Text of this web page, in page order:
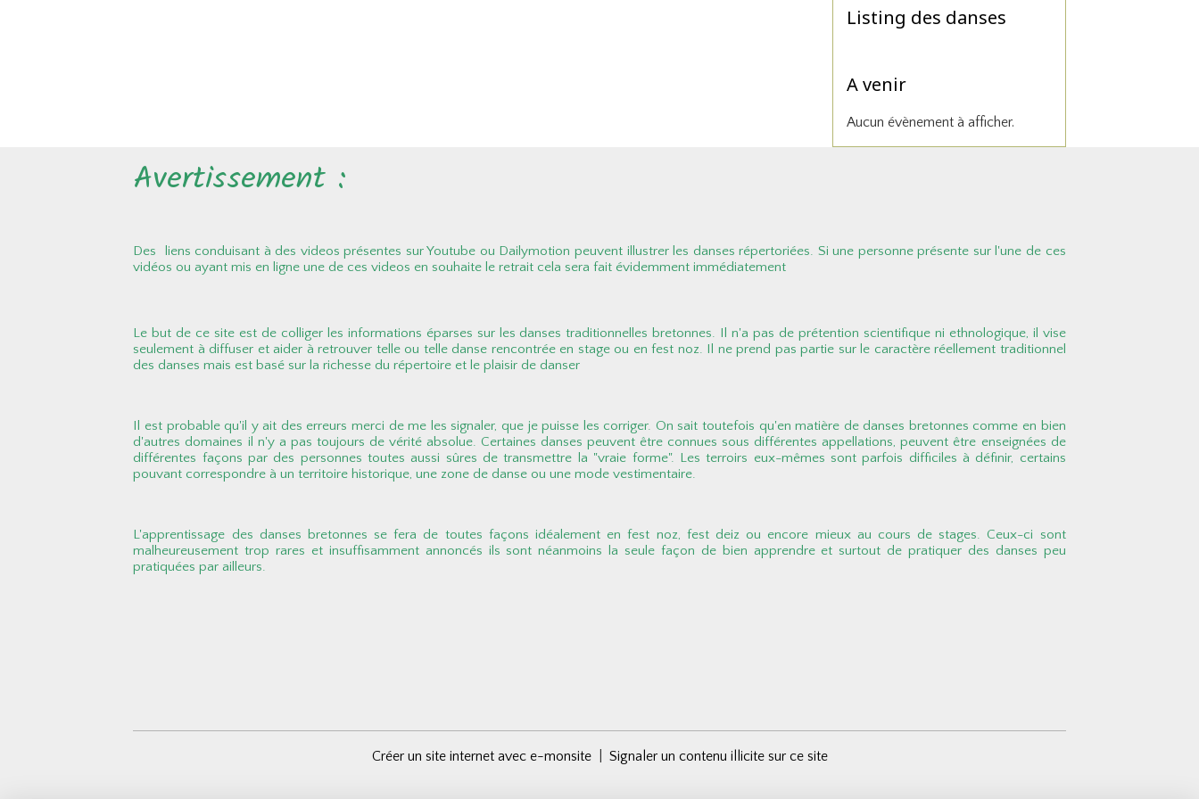
Listing des danses
A venir
Aucun évènement à afficher.
Avertissement :
Des liens conduisant à des videos présentes sur Youtube ou Dailymotion peuvent illustrer les danses répertoriées. Si une personne présente sur l'une de ces
vidéos ou ayant mis en ligne une de ces videos en souhaite le retrait cela sera fait évidemment immédiatement
Le but de ce site est de colliger les informations éparses sur les danses traditionnelles bretonnes. Il n'a pas de prétention scientifique ni ethnologique, il vise
seulement à diffuser et aider à retrouver telle ou telle danse rencontrée en stage ou en fest noz. Il ne prend pas partie sur le caractère réellement traditionnel
des danses mais est basé sur la richesse du répertoire et le plaisir de danser
Il est probable qu'il y ait des erreurs merci de me les signaler, que je puisse les corriger. On sait toutefois qu'en matière de danses bretonnes comme en bien
d'autres domaines il n'y a pas toujours de vérité absolue. Certaines danses peuvent être connues sous différentes appellations, peuvent être enseignées de
différentes façons par des personnes toutes aussi sûres de transmettre la "vraie forme". Les terroirs eux-mêmes sont parfois difficiles à définir, certains
pouvant correspondre à un territoire historique, une zone de danse ou une mode vestimentaire.
L'apprentissage des danses bretonnes se fera de toutes façons idéalement en fest noz, fest deiz ou encore mieux au cours de stages. Ceux-ci sont
malheureusement trop rares et insuffisamment annoncés ils sont néanmoins la seule façon de bien apprendre et surtout de pratiquer des danses peu
pratiquées par ailleurs.
Créer un site internet avec e-monsite Signaler un contenu illicite sur ce site